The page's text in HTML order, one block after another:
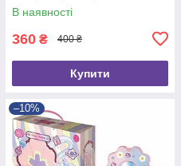
В наявності
360 ₴ 400 ₴
Купити
–10%